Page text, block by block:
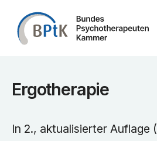
Zum Inhalt springen
Ergotherapie
In 2., aktualisierter Auflage